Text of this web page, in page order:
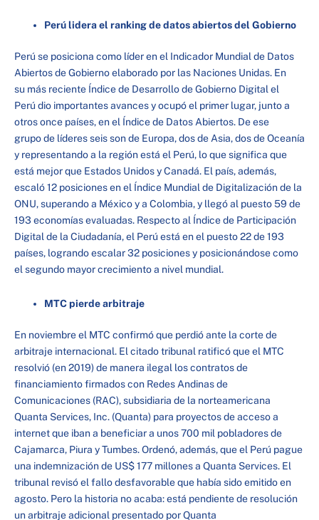
Perú lidera el ranking de datos abiertos del Gobierno
Perú se posiciona como líder en el Indicador Mundial de Datos
Abiertos de Gobierno elaborado por las Naciones Unidas. En
su más reciente Índice de Desarrollo de Gobierno Digital el
Perú dio importantes avances y ocupó el primer lugar, junto a
otros once países, en el Índice de Datos Abiertos. De ese
grupo de líderes seis son de Europa, dos de Asia, dos de Oceanía
y representando a la región está el Perú, lo que significa que
está mejor que Estados Unidos y Canadá. El país, además,
escaló 12 posiciones en el Índice Mundial de Digitalización de la
ONU, superando a México y a Colombia, y llegó al puesto 59 de
193 economías evaluadas. Respecto al Índice de Participación
Digital de la Ciudadanía, el Perú está en el puesto 22 de 193
países, logrando escalar 32 posiciones y posicionándose como
el segundo mayor crecimiento a nivel mundial.
MTC pierde arbitraje
En noviembre el MTC confirmó que perdió ante la corte de
arbitraje internacional. El citado tribunal ratificó que el MTC
resolvió (en 2019) de manera ilegal los contratos de
financiamiento firmados con Redes Andinas de
Comunicaciones (RAC), subsidiaria de la norteamericana
Quanta Services, Inc. (Quanta) para proyectos de acceso a
internet que iban a beneficiar a unos 700 mil pobladores de
Cajamarca, Piura y Tumbes. Ordenó, además, que el Perú pague
una indemnización de US$ 177 millones a Quanta Services. El
tribunal revisó el fallo desfavorable que había sido emitido en
agosto. Pero la historia no acaba: está pendiente de resolución
un arbitraje adicional presentado por Quanta